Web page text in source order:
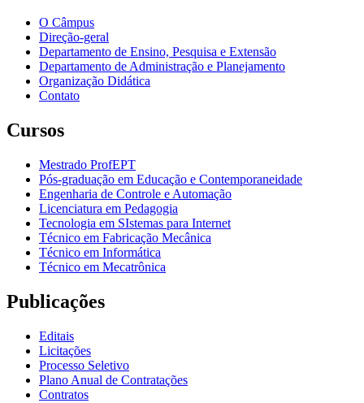
O Câmpus
Direção-geral
Departamento de Ensino, Pesquisa e Extensão
Departamento de Administração e Planejamento
Organização Didática
Contato
Cursos
Mestrado ProfEPT
Pós-graduação em Educação e Contemporaneidade
Engenharia de Controle e Automação
Licenciatura em Pedagogia
Tecnologia em SIstemas para Internet
Técnico em Fabricação Mecânica
Técnico em Informática
Técnico em Mecatrônica
Publicações
Editais
Licitações
Processo Seletivo
Plano Anual de Contratações
Contratos